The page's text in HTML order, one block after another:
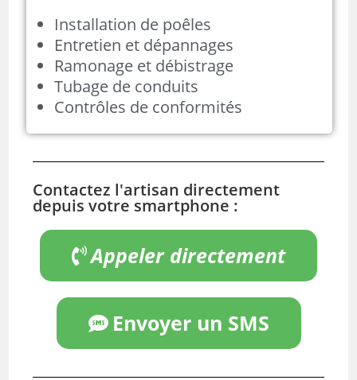
Installation de poêles
Entretien et dépannages
Ramonage et débistrage
Tubage de conduits
Contrôles de conformités
Contactez l'artisan directement
depuis votre smartphone :
Appeler directement
Envoyer un SMS